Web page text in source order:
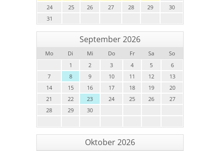
24
25 26 27 28 29
30
31
September 2026
Mo Di Mi Do Fr Sa
So
1
2 3 4 5
6
7
8 9 10 11 12
13
14
15 16 17 18 19
20
21
22 23 24 25 26
27
28
29 30
Oktober 2026